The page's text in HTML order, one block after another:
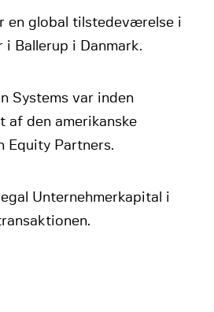
en global tilstedeværelse i
i Ballerup i Danmark.
Systems var inden
af den amerikanske
Equity Partners.
Unternehmerkapital i